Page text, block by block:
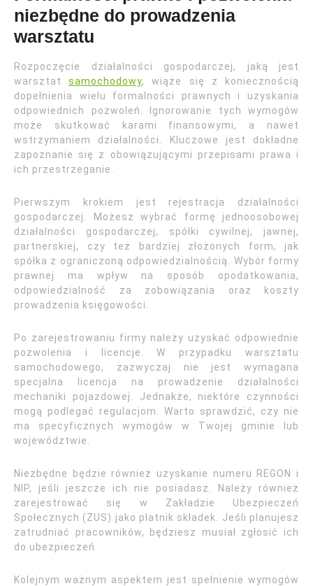
niezbędne do prowadzenia
warsztatu
Rozpoczęcie działalności gospodarczej, jaką jest
warsztatsamochodowy, wiąże się z koniecznością
dopełnienia wielu formalności prawnych i uzyskania
odpowiednich pozwoleń. Ignorowanie tych wymogów
może skutkować karami finansowymi, a nawet
wstrzymaniem działalności. Kluczowe jest dokładne
zapoznanie się z obowiązującymi przepisami prawa i
ich przestrzeganie.
Pierwszym krokiem jest rejestracja działalności
gospodarczej. Możesz wybrać formę jednoosobowej
działalności gospodarczej, spółki cywilnej, jawnej,
partnerskiej, czy też bardziej złożonych form, jak
spółka z ograniczoną odpowiedzialnością. Wybór formy
prawnej ma wpływ na sposób opodatkowania,
odpowiedzialność za zobowiązania oraz koszty
prowadzenia księgowości.
Po zarejestrowaniu firmy należy uzyskać odpowiednie
pozwolenia i licencje. W przypadku warsztatu
samochodowego, zazwyczaj nie jest wymagana
specjalna licencja na prowadzenie działalności
mechaniki pojazdowej. Jednakże, niektóre czynności
mogą podlegać regulacjom. Warto sprawdzić, czy nie
ma specyficznych wymogów w Twojej gminie lub
województwie.
Niezbędne będzie również uzyskanie numeru REGON i
NIP, jeśli jeszcze ich nie posiadasz. Należy również
zarejestrować się w Zakładzie Ubezpieczeń
Społecznych (ZUS) jako płatnik składek. Jeśli planujesz
zatrudniać pracowników, będziesz musiał zgłosić ich
do ubezpieczeń.
Kolejnym ważnym aspektem jest spełnienie wymogów